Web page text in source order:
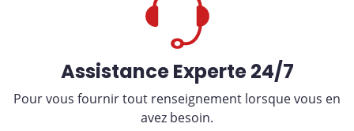
Assistance Experte 24/7
Pour vous fournir tout renseignement lorsque vous en
avez besoin.